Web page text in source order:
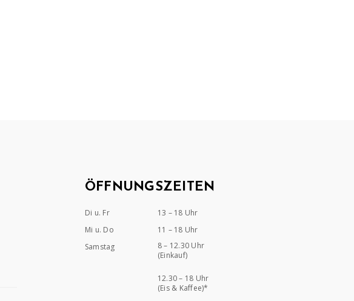
ÖFFNUNGSZEITEN
Di u. Fr
13 – 18 Uhr
Mi u. Do
11 – 18 Uhr
Samstag
8 – 12.30 Uhr
(Einkauf)
12.30 – 18 Uhr
(Eis & Kaffee)*